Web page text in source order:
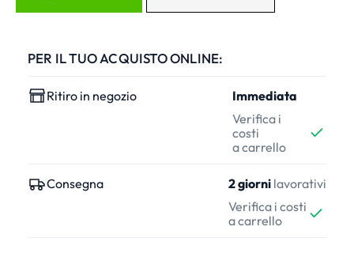
PER IL TUO ACQUISTO ONLINE:
Ritiro in negozio
Immediata
Verifica i
costi
a carrello
Consegna 2 giorni lavorativi
Verifica i costi
a carrello